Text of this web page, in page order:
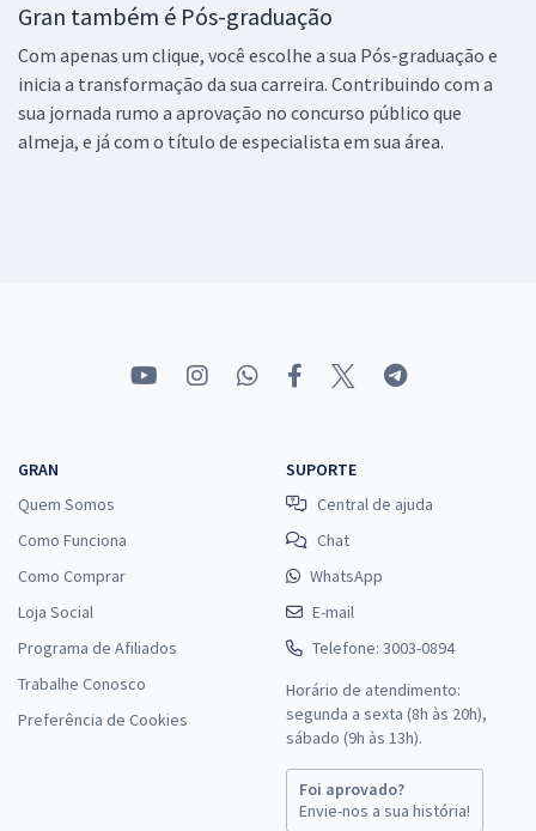
Gran também é Pós-graduação
Com apenas um clique, você escolhe a sua Pós-graduação e
inicia a transformação da sua carreira. Contribuindo com a
sua jornada rumo a aprovação no concurso público que
almeja, e já com o título de especialista em sua área.
GRAN
Quem Somos
Como Funciona
Como Comprar
Loja Social
Programa de Afiliados
Trabalhe Conosco
Preferência de Cookies
SUPORTE
Central de ajuda
Chat
WhatsApp
E-mail
Telefone: 3003-0894
Horário de atendimento:
segunda a sexta (8h às 20h),
sábado (9h às 13h).
Foi aprovado?
Envie-nos a sua história!